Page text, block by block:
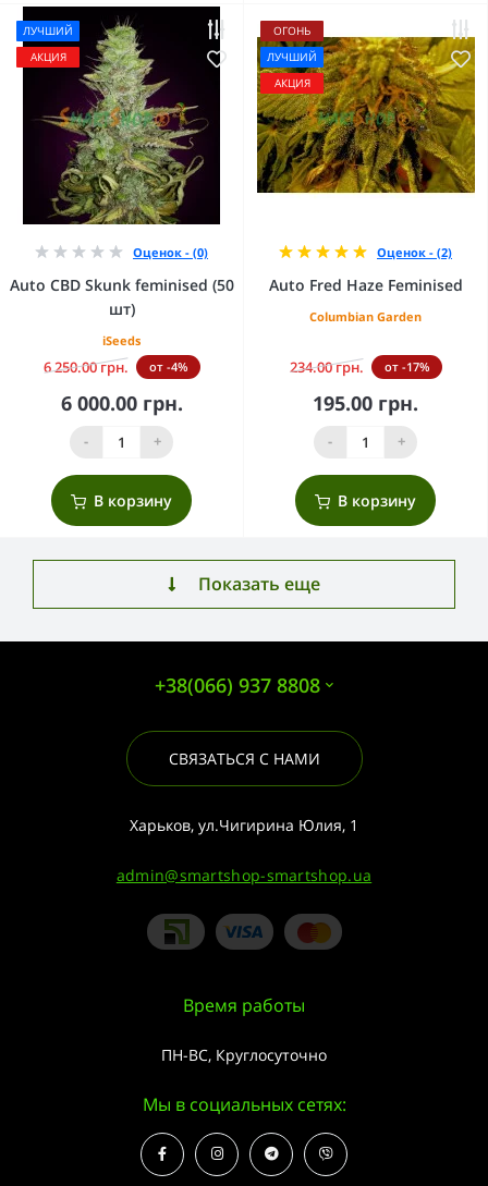
ЛУЧШИЙ
АКЦИЯ
Оценок - (0)
Auto CBD Skunk feminised (50
шт)
iSeeds
6 250.00 грн. от -4%
6 000.00 грн.
- +
В корзину
ОГОНЬ
ЛУЧШИЙ
АКЦИЯ
Оценок - (2)
Auto Fred Haze Feminised
Columbian Garden
234.00 грн. от -17%
195.00 грн.
- +
В корзину
Показать еще
+38(066) 937 8808
СВЯЗАТЬСЯ С НАМИ
Харьков, ул.Чигирина Юлия, 1
admin@smartshop-smartshop.ua
Время работы
ПН-ВС, Круглосуточно
Мы в социальных сетях: